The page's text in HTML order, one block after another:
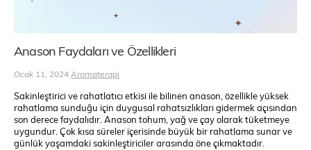
Anason Faydaları ve Özellikleri
Ocak 11, 2024Aromaterapi
Sakinleştirici ve rahatlatıcı etkisi ile bilinen anason, özellikle yüksek
rahatlama sunduğu için duygusal rahatsızlıkları gidermek açısından
son derece faydalıdır. Anason tohum, yağ ve çay olarak tüketmeye
uygundur. Çok kısa süreler içerisinde büyük bir rahatlama sunar ve
günlük yaşamdaki sakinleştiriciler arasında öne çıkmaktadır.